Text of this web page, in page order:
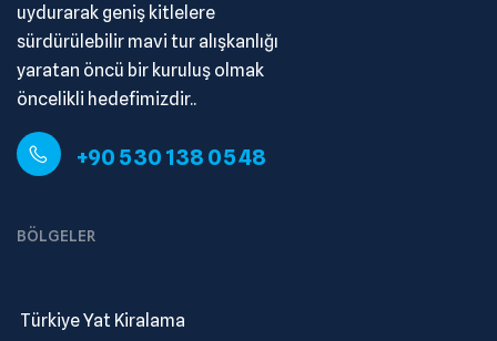
uydurarak geniş kitlelere
sürdürülebilir mavi tur alışkanlığı
yaratan öncü bir kuruluş olmak
öncelikli hedefimizdir..
+90 530 138 05 48
BÖLGELER
Türkiye Yat Kiralama